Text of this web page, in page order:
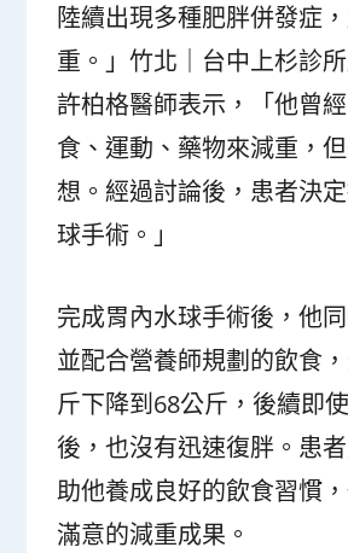
陸續出現多種肥胖併發症
重。」竹北｜台中上杉診
許柏格醫師表示，「他曾
食、運動、藥物來減重，
想。經過討論後，患者決
球手術。」
完成胃內水球手術後，他
並配合營養師規劃的飲食
斤下降到68公斤，後續即
後，也沒有迅速復胖。患
助他養成良好的飲食習慣
滿意的減重成果。